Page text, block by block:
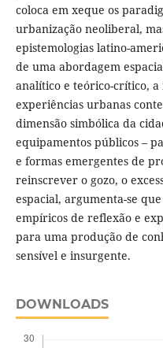
coloca em xeque os
urbanização neoliberal,
epistemologias latino-
de uma abordagem
analítico e teórico-crítico, a
experiências urbanas
dimensão simbólica da
equipamentos públicos –
e formas emergentes de
reinscrever o gozo, o
espacial, argumenta-se
empíricos de reflexão e
para uma produção de
sensível e insurgente.
DOWNLOADS